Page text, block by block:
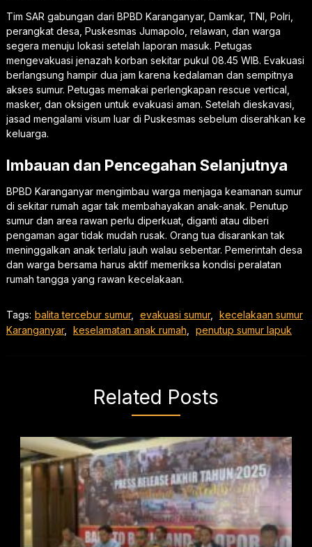
Tim SAR gabungan dari BPBD Karanganyar, Damkar, TNI, Polri,
perangkat desa, Puskesmas Jumapolo, relawan, dan warga
segera menuju lokasi setelah laporan masuk. Petugas
mengevakuasi jenazah korban sekitar pukul 08.45 WIB. Evakuasi
berlangsung hampir dua jam karena kedalaman dan sempitnya
akses sumur. Petugas memakai perlengkapan rescue vertical,
masker, dan oksigen untuk evakuasi aman. Setelah dieskavasi,
jasad mengalami visum luar di Puskesmas sebelum diserahkan ke
keluarga.
Imbauan dan Pencegahan Selanjutnya
BPBD Karanganyar mengimbau warga menjaga keamanan sumur
di sekitar rumah agar tak membahayakan anak-anak. Penutup
sumur dan area rawan perlu diperkuat, diganti atau diberi
pengaman agar tidak mudah rusak. Orang tua disarankan tak
meninggalkan anak terlalu jauh walau sebentar. Pemerintah desa
dan warga bersama harus aktif memeriksa kondisi peralatan
rumah tangga yang rawan kecelakaan.
Tags: balita tercebur sumur, evakuasi sumur,
kecelakaan sumur
Karanganyar, keselamatan anak rumah penutup sumur lapuk
Related Posts